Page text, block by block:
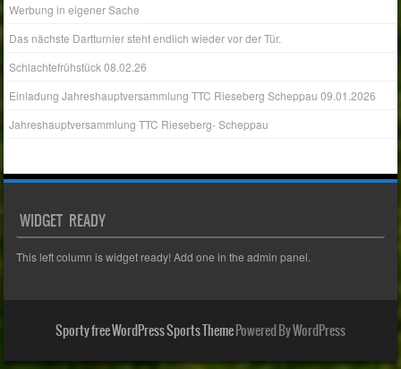
Werbung in eigener Sache
Das nächste Dartturnier steht endlich wieder vor der Tür.
Schlachtefrühstück 08.02.26
Einladung Jahreshauptversammlung TTC Rieseberg Scheppau 09.01.2026
Jahreshauptversammlung TTC Rieseberg- Scheppau
WIDGET READY
This left column is widget ready! Add one in the admin panel.
Sporty free WordPress Sports ThemePowered By WordPress